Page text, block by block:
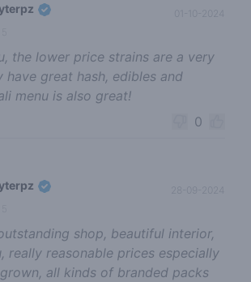
the lower price strains are a very
have great hash, edibles and
menu is also great!
0
shop, beautiful interior,
really reasonable prices especially
all kinds of branded packs